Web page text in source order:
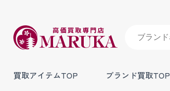
買取アイテムTOP ブランド買取TOP